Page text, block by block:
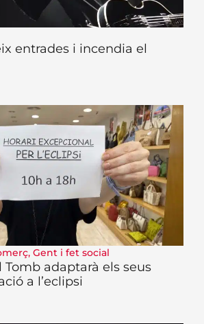
entrades i incendia el
, Gent i fet social
Tomb adaptarà els seus
a l’eclipsi